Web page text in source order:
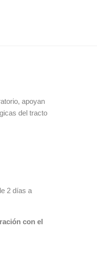
apoyan
del tracto
2 días a
con el